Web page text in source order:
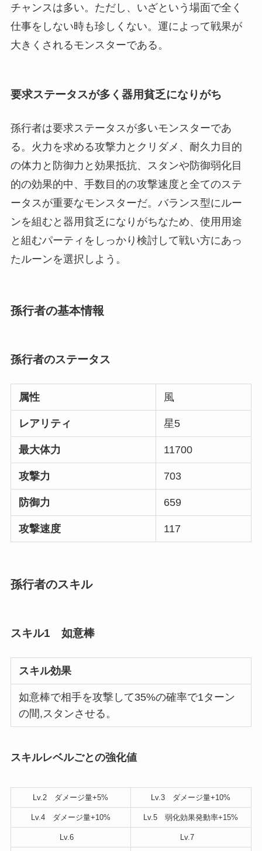
チャンスは多い。ただし、いざという場面で全く
仕事をしない時も珍しくない。運によって戦果が
大きくされるモンスターである。
要求ステータスが多く器用貧乏になりがち
孫行者は要求ステータスが多いモンスターであ
る。火力を求める攻撃力とクリダメ、耐久力目的
の体力と防御力と効果抵抗、スタンや防御弱化目
的の効果的中、手数目的の攻撃速度と全てのステ
ータスが重要なモンスターだ。バランス型にルー
ンを組むと器用貧乏になりがちなため、使用用途
と組むパーティをしっかり検討して戦い方にあっ
たルーンを選択しよう。
孫行者の基本情報
孫行者のステータス
属性 風
レアリティ 星5
最大体力 11700
攻撃力 703
防御力 659
攻撃速度 117
孫行者のスキル
スキル1 如意棒
スキル効果
如意棒で相手を攻撃して35%の確率で1ターン
の間,スタンさせる。
スキルレベルごとの強化値
Lv.2 ダメージ量+5% Lv.3 ダメージ量+10%
Lv.4 ダメージ量+10% Lv.5 弱化効果発動率+15%
Lv.6 Lv.7